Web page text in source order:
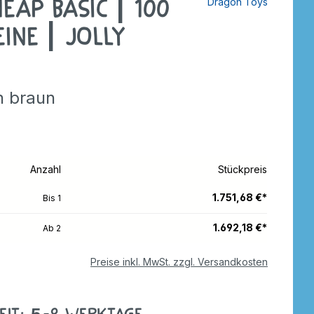
Dreiräder
Wagen
Roller
Anhänger
Basic | 100
| Jolly
braun
Anzahl Stückpreis
Bis 1 1.751,68 €*
Ab 2 1.692,18 €*
Preise inkl. MwSt. zzgl. Versandkosten